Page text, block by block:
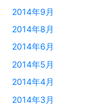
2014年9月
2014年8月
2014年6月
2014年5月
2014年4月
2014年3月